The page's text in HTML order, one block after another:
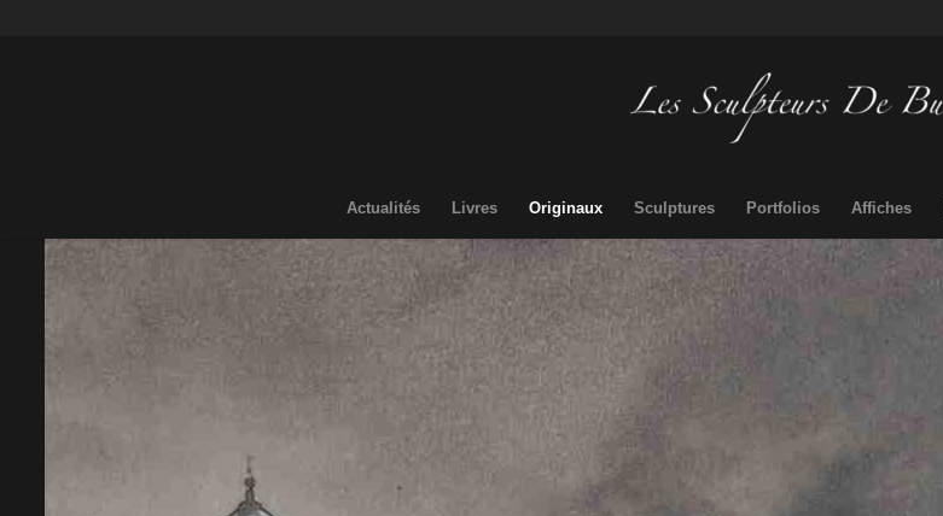
Actualités Livres Originaux Sculptures Portfolios Affiches